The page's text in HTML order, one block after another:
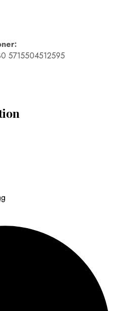
5715504512595